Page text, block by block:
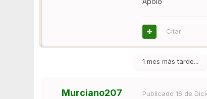
Citar
1 mes más tarde...
Murciano207 Publicado16 de